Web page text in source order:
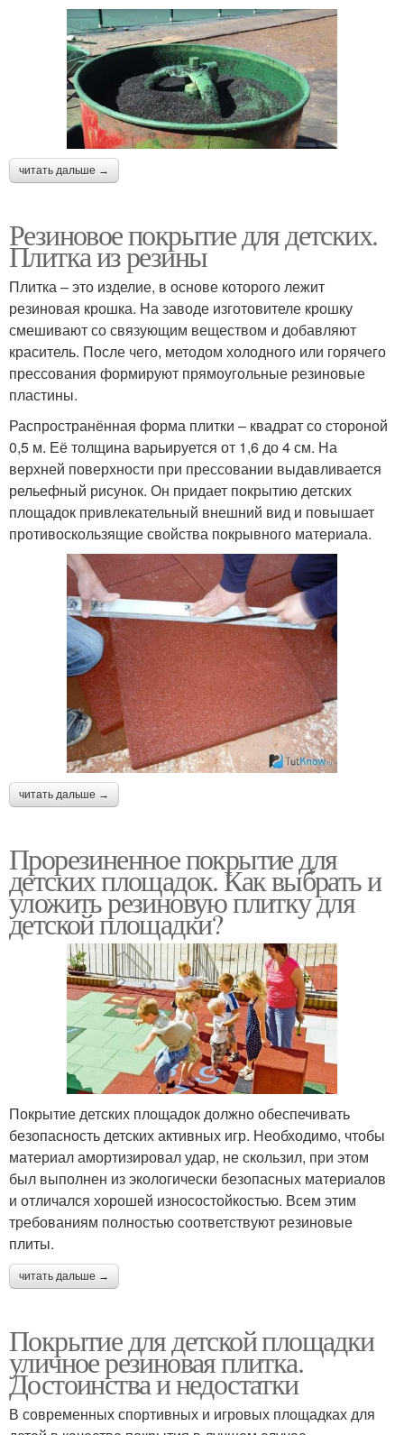
читать дальше →
Резиновое покрытие для детских.
Плитка из резины
Плитка – это изделие, в основе которого лежит
резиновая крошка. На заводе изготовителе крошку
смешивают со связующим веществом и добавляют
краситель. После чего, методом холодного или горячего
прессования формируют прямоугольные резиновые
пластины.
Распространённая форма плитки – квадрат со стороной
0,5 м. Её толщина варьируется от 1,6 до 4 см. На
верхней поверхности при прессовании выдавливается
рельефный рисунок. Он придает покрытию детских
площадок привлекательный внешний вид и повышает
противоскользящие свойства покрывного материала.
читать дальше →
Прорезиненное покрытие для
детских площадок. Как выбрать и
уложить резиновую плитку для
детской площадки?
Покрытие детских площадок должно обеспечивать
безопасность детских активных игр. Необходимо, чтобы
материал амортизировал удар, не скользил, при этом
был выполнен из экологически безопасных материалов
и отличался хорошей износостойкостью. Всем этим
требованиям полностью соответствуют резиновые
плиты.
читать дальше →
Покрытие для детской площадки
уличное резиновая плитка.
Достоинства и недостатки
В современных спортивных и игровых площадках для